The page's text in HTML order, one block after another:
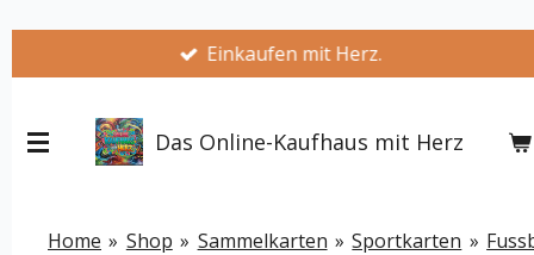
springen
Einkaufen mit Herz.
Das Online-Kaufhaus mit Herz
Home » Shop » Sammelkarten » Sportkarten »